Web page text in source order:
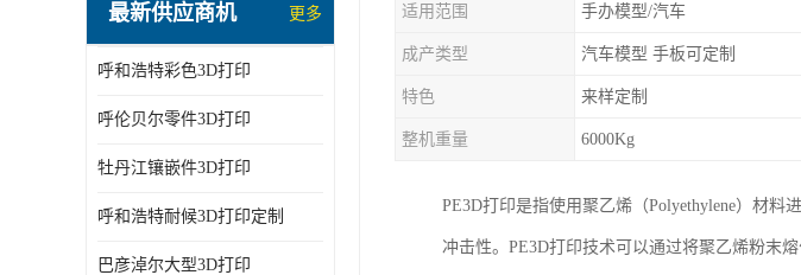
最新供应商机 更多
呼和浩特彩色3D打印
呼伦贝尔零件3D打印
牡丹江镶嵌件3D打印
呼和浩特耐候3D打印定制
巴彦淖尔大型3D打印
适用范围 手办模型/汽车
成产类型 汽车模型 手板可定制
特色 来样定制
整机重量 6000Kg
PE3D打印是指使用聚乙烯（Polyethylene）材
冲击性。PE3D打印技术可以通过将聚乙烯粉末